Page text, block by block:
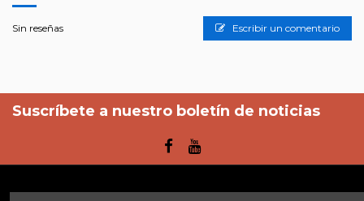
Sin reseñas Escribir un comentario
Suscríbete a nuestro boletín de noticias